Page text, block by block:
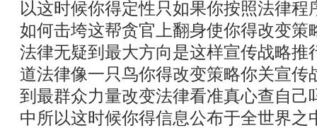
以这时候你得定性只如果你按照法律
如何击垮这帮贪官上翻身使你得改变策
法律无疑到最大方向是这样宣传战略推
道法律像一只鸟你得改变策略你关宣传
到最群众力量改变法律看准真心查自己
中所以这时候你得信息公布于全世界之